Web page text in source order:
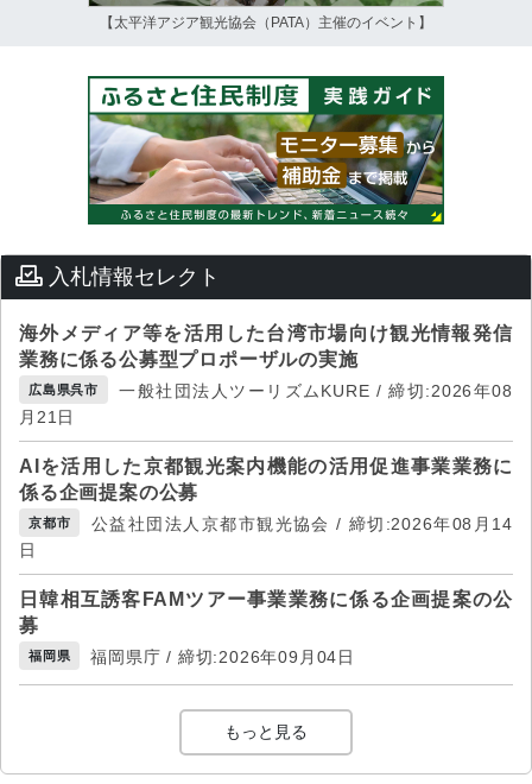
【太平洋アジア観光協会（PATA）主催のイベント】
入札情報セレクト
海外メディア等を活用した台湾市場向け観光情報発信
業務に係る公募型プロポーザルの実施
広島県呉市
一般社団法人ツーリズムKURE / 締切:2026年08
月21日
AIを活用した京都観光案内機能の活用促進事業業務に
係る企画提案の公募
京都市
公益社団法人京都市観光協会 / 締切:2026年08月14
日
日韓相互誘客FAMツアー事業業務に係る企画提案の公
募
福岡県 福岡県庁 / 締切:2026年09月04日
もっと見る